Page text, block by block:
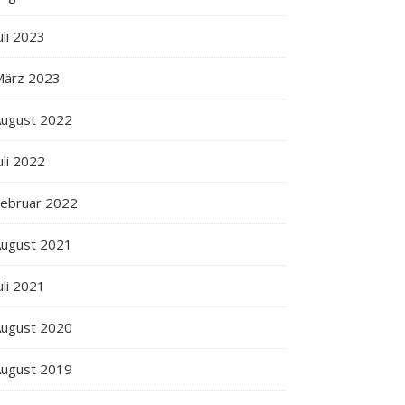
2023
2023
2022
2022
2022
2021
2021
2020
2019